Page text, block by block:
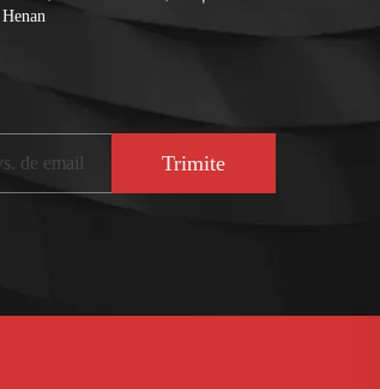
Trimite